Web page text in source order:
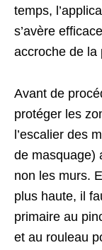
temps,
s’avère
accroche de la
Avant de
protéger les
l’escalier des
de masquage)
non les murs.
plus haute, il
primaire au
et au rouleau